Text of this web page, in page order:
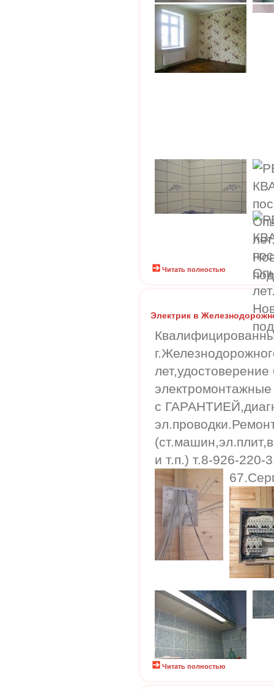
Читать полностью
Электрик в
с
и т.п.) т.8-926-
Читать полностью